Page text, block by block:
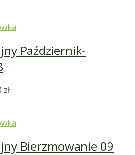
Październik-
zł
Bierzmowanie 09